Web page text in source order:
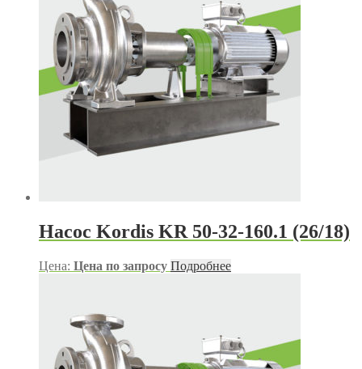
Насос Kordis KR 50-32-160.1 (26/18)
Цена: Цена по запросу Подробнее